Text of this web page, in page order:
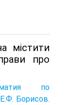
містити
про
по
Борисов.